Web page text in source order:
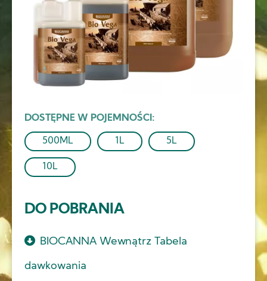
DOSTĘPNE W POJEMNOŚCI
500ML 1L 5L
10L
DO POBRANIA
BIOCANNA Wewnątrz Tabela
dawkowania